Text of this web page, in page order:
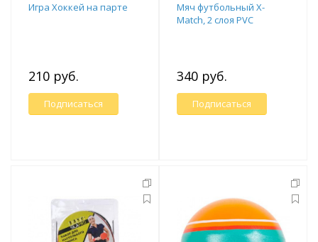
Игра Хоккей на парте
210 руб.
Подписаться
Мяч футбольный X-
Match, 2 слоя PVC
340 руб.
Подписаться